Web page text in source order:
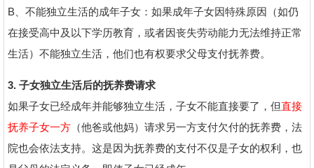
B、不能独立生活的成年子女：如果成年子女因特殊原因（如仍
在接受高中及以下学历教育，或者因丧失劳动能力无法维持正常
生活）不能独立生活，他们也有权要求父母支付抚养费。
3. 子女独立生活后的抚养费请求
如果子女已经成年并能够独立生活，子女不能直接要了，但直接
抚养子女一方 （他爸或他妈）请求另一方支付欠付的抚养费，法
院也会依法支持。这是因为抚养费的支付不仅是子女的权利，也